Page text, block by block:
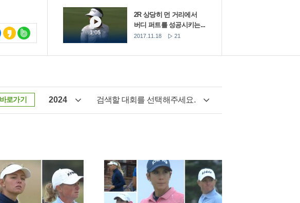
1:05
2R 상당히 먼 거리에서
버디 퍼트를 성공시키는...
2017.11.18 21
로가기 2024 검색할 대회를 선택해주세요.